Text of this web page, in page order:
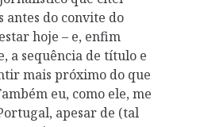
antes do convite do
hoje – e, enfim
a sequência de título e
mais próximo do que
eu, como ele, me
apesar de (tal